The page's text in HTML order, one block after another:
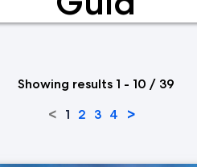
Showing results 1 - 10 / 39
< 1 2 3 4 >